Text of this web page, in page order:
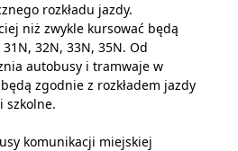
rozkładu jazdy.
niż zwykle kursować będą
32N, 33N, 35N. Od
autobusy i tramwaje w
zgodnie z rozkładem jazdy
szkolne.
komunikacji miejskiej